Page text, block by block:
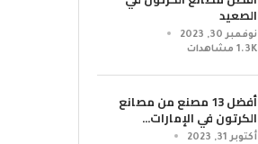
الصعيد
نوفمبر 30, 2023
1.3K مشاهدات
أفضل 13 مصنع من مصانع
الكرتون في الإمارات...
أكتوبر 31, 2023